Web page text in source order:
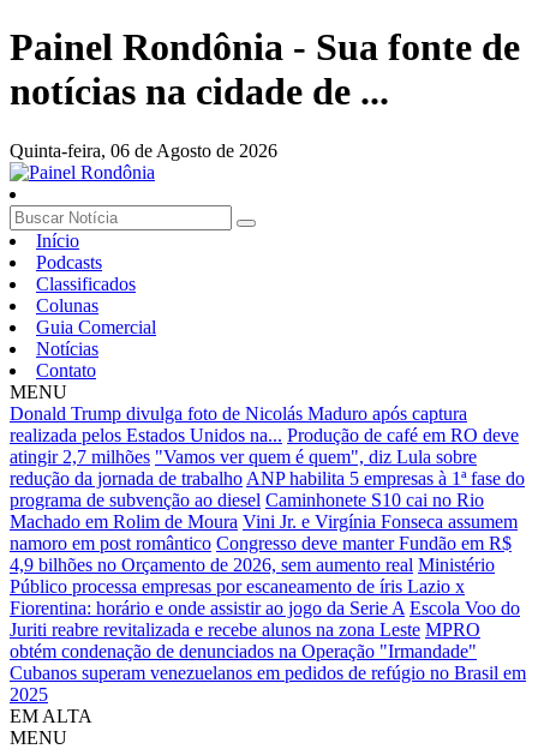
Painel Rondônia - Sua fonte de
notícias na cidade de ...
Quinta-feira, 06 de Agosto de 2026
Início
Podcasts
Classificados
Colunas
Guia Comercial
Notícias
Contato
MENU
Donald Trump divulga foto de Nicolás Maduro após captura
realizada pelos Estados Unidos na... Produção de café em RO deve
atingir 2,7 milhões "Vamos ver quem é quem", diz Lula sobre
redução da jornada de trabalho ANP habilita 5 empresas à 1ª fase do
programa de subvenção ao diesel Caminhonete S10 cai no Rio
Machado em Rolim de Moura Vini Jr. e Virgínia Fonseca assumem
namoro em post romântico Congresso deve manter Fundão em R$
4,9 bilhões no Orçamento de 2026, sem aumento real Ministério
Público processa empresas por escaneamento de íris Lazio x
Fiorentina: horário e onde assistir ao jogo da Serie A Escola Voo do
Juriti reabre revitalizada e recebe alunos na zona Leste MPRO
obtém condenação de denunciados na Operação "Irmandade"
Cubanos superam venezuelanos em pedidos de refúgio no Brasil em
2025
EM ALTA
MENU